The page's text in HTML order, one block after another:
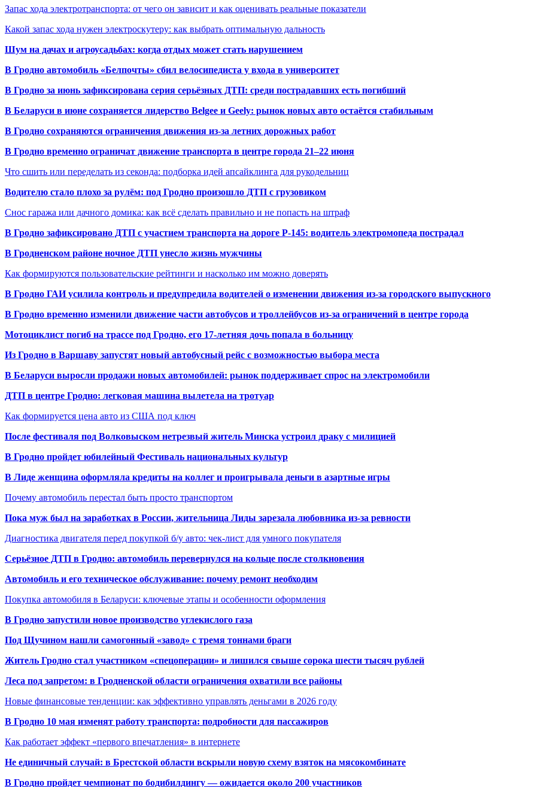
Запас хода электротранспорта: от чего он зависит и как оценивать реальные показатели
Какой запас хода нужен электроскутеру: как выбрать оптимальную дальность
Шум на дачах и агроусадьбах: когда отдых может стать нарушением
В Гродно автомобиль «Белпочты» сбил велосипедиста у входа в университет
В Гродно за июнь зафиксирована серия серьёзных ДТП: среди пострадавших есть погибший
В Беларуси в июне сохраняется лидерство Belgee и Geely: рынок новых авто остаётся стабильным
В Гродно сохраняются ограничения движения из-за летних дорожных работ
В Гродно временно ограничат движение транспорта в центре города 21–22 июня
Что сшить или переделать из секонда: подборка идей апсайклинга для рукодельниц
Водителю стало плохо за рулём: под Гродно произошло ДТП с грузовиком
Снос гаража или дачного домика: как всё сделать правильно и не попасть на штраф
В Гродно зафиксировано ДТП с участием транспорта на дороге Р-145: водитель электромопеда пострадал
В Гродненском районе ночное ДТП унесло жизнь мужчины
Как формируются пользовательские рейтинги и насколько им можно доверять
В Гродно ГАИ усилила контроль и предупредила водителей о изменении движения из-за городского выпускного
В Гродно временно изменили движение части автобусов и троллейбусов из-за ограничений в центре города
Мотоциклист погиб на трассе под Гродно, его 17-летняя дочь попала в больницу
Из Гродно в Варшаву запустят новый автобусный рейс с возможностью выбора места
В Беларуси выросли продажи новых автомобилей: рынок поддерживает спрос на электромобили
ДТП в центре Гродно: легковая машина вылетела на тротуар
Как формируется цена авто из США под ключ
После фестиваля под Волковыском нетрезвый житель Минска устроил драку с милицией
В Гродно пройдет юбилейный Фестиваль национальных культур
В Лиде женщина оформляла кредиты на коллег и проигрывала деньги в азартные игры
Почему автомобиль перестал быть просто транспортом
Пока муж был на заработках в России, жительница Лиды зарезала любовника из-за ревности
Диагностика двигателя перед покупкой б/у авто: чек-лист для умного покупателя
Серьёзное ДТП в Гродно: автомобиль перевернулся на кольце после столкновения
Автомобиль и его техническое обслуживание: почему ремонт необходим
Покупка автомобиля в Беларуси: ключевые этапы и особенности оформления
В Гродно запустили новое производство углекислого газа
Под Щучином нашли самогонный «завод» с тремя тоннами браги
Житель Гродно стал участником «спецоперации» и лишился свыше сорока шести тысяч рублей
Леса под запретом: в Гродненской области ограничения охватили все районы
Новые финансовые тенденции: как эффективно управлять деньгами в 2026 году
В Гродно 10 мая изменят работу транспорта: подробности для пассажиров
Как работает эффект «первого впечатления» в интернете
Не единичный случай: в Брестской области вскрыли новую схему взяток на мясокомбинате
В Гродно пройдет чемпионат по бодибилдингу — ожидается около 200 участников